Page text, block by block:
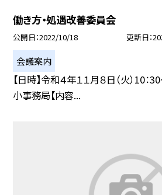
働き方・処遇改善委員会
公開日 2022/10/18 更新日
会議案内
【日時】令和４年１１月８日（火）10：
小事務局【内容...